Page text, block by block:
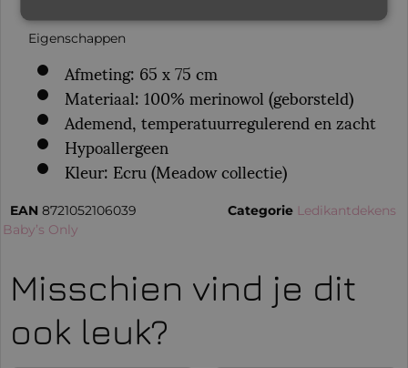
Eigenschappen
Afmeting: 65 x 75 cm
Materiaal: 100% merinowol (geborsteld)
Ademend, temperatuurregulerend en zacht
Hypoallergeen
Kleur: Ecru (Meadow collectie)
EAN 8721052106039 Categorie Ledikantdekens
Baby’s Only
Misschien vind je dit
ook leuk?